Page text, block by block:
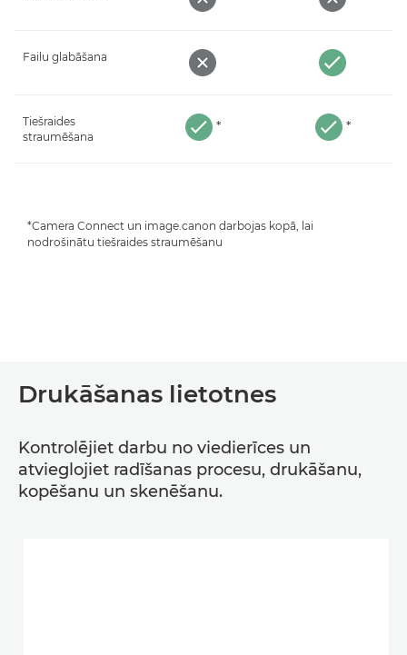
Failu glabāšana
Tiešraides
straumēšana
* *
*Camera Connect un image.canon darbojas kopā, lai
nodrošinātu tiešraides straumēšanu
Drukāšanas lietotnes
Kontrolējiet darbu no viedierīces un
atvieglojiet radīšanas procesu, drukāšanu,
kopēšanu un skenēšanu.